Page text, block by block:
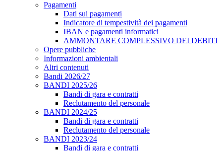
Pagamenti
Dati sui pagamenti
Indicatore di tempestività dei pagamenti
IBAN e pagamenti informatici
AMMONTARE COMPLESSIVO DEI DEBITI
Opere pubbliche
Informazioni ambientali
Altri contenuti
Bandi 2026/27
BANDI 2025/26
Bandi di gara e contratti
Reclutamento del personale
BANDI 2024/25
Bandi di gara e contratti
Reclutamento del personale
BANDI 2023/24
Bandi di gara e contratti